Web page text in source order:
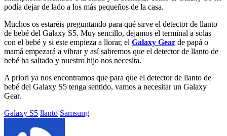
podía dejar de lado a los más pequeños de la casa.
Muchos os estaréis preguntando para qué sirve el detector de llanto
de bebé del Galaxy S5. Muy sencillo, dejamos el terminal a solas
con el bebé y si este empieza a llorar, el Galaxy Gear de papá o
mamá empezará a vibrar y así sabremos que el detector de llanto de
bebé ha saltado y nuestro hijo nos necesita.
A priori ya nos encontramos que para que el detector de llanto de
bebé del Galaxy S5 tenga sentido, vamos a necesitar un Galaxy
Gear.
Etiquetado
Galaxy S5 llanto Samsung